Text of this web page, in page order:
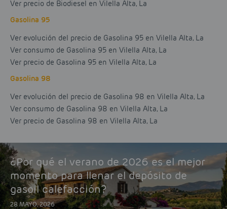
Ver precio de Biodiesel en Vilella Alta, La
Gasolina 95
Ver evolución del precio de Gasolina 95 en Vilella Alta, La
Ver consumo de Gasolina 95 en Vilella Alta, La
Ver precio de Gasolina 95 en Vilella Alta, La
Gasolina 98
Ver evolución del precio de Gasolina 98 en Vilella Alta, La
Ver consumo de Gasolina 98 en Vilella Alta, La
Ver precio de Gasolina 98 en Vilella Alta, La
¿Por qué el verano de 2026 es el mejor
momento para llenar el depósito de
gasoil calefacción?
28 MAYO, 2026